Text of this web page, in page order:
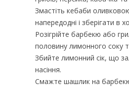
Змастіть кебаби
напередодні і зберігати в
Розігрійте барбекю або
половину лимонного соку
Збийте лимонний сік, що
насіння.
Смажте шашлик на барбекю